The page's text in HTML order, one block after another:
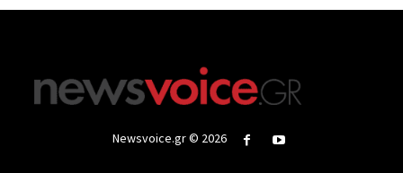
Newsvoice.gr © 2026